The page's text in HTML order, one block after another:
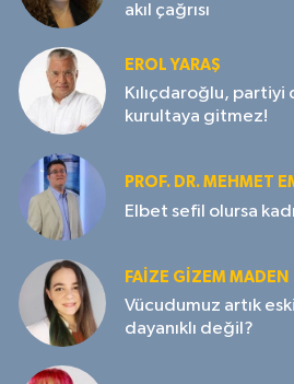
akıl çağrısı
EROL YARAŞ
Kılıçdaroğlu,
kurultaya gitmez!
PROF. DR. MEHMET
Elbet sefil olursa
FAIZE GIZEM MADEN
Vücudumuz artık
dayanıklı değil?